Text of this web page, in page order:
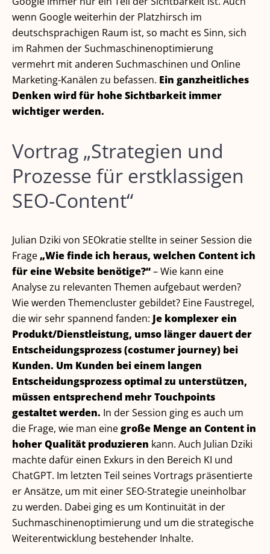
wenn Google weiterhin der Platzhirsch im
deutschsprachigen Raum ist, so macht es Sinn, sich
im Rahmen der Suchmaschinenoptimierung
vermehrt mit anderen Suchmaschinen und Online
Marketing-Kanälen zu befassen. Ein ganzheitliches
Denken wird für hohe Sichtbarkeit immer
wichtiger werden.
Vortrag „Strategien und
Prozesse für erstklassigen
SEO-Content“
Julian Dziki von SEOkratie stellte in seiner Session die
Frage „Wie finde ich heraus, welchen Content ich
für eine Website benötige?“– Wie kann eine
Analyse zu relevanten Themen aufgebaut werden?
Wie werden Themencluster gebildet? Eine Faustregel,
die wir sehr spannend fanden: Je komplexer ein
Produkt/Dienstleistung, umso länger dauert der
Entscheidungsprozess (costumer journey) bei
Kunden. Um Kunden bei einem langen
Entscheidungsprozess optimal zu unterstützen,
müssen entsprechend mehr Touchpoints
gestaltet werden. In der Session ging es auch um
die Frage, wie man einegroße Menge an Content in
hoher Qualität produzieren kann. Auch Julian Dziki
machte dafür einen Exkurs in den Bereich KI und
ChatGPT. Im letzten Teil seines Vortrags präsentierte
er Ansätze, um mit einer SEO-Strategie uneinholbar
zu werden. Dabei ging es um Kontinuität in der
Suchmaschinenoptimierung und um die strategische
Weiterentwicklung bestehender Inhalte.